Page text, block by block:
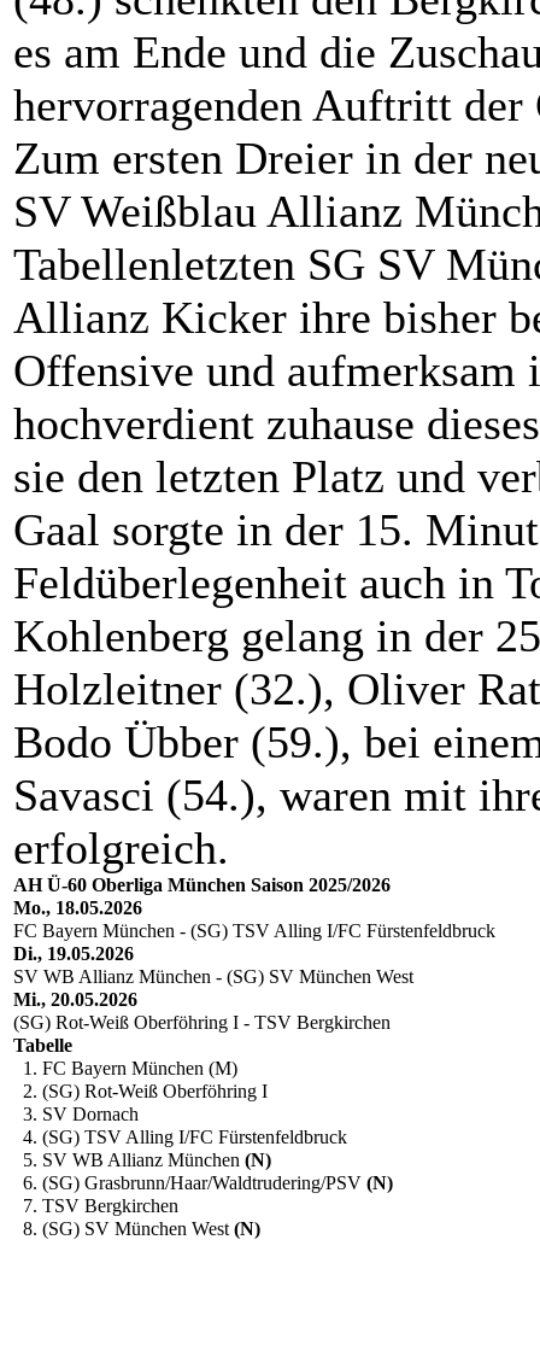
es am Ende und die
hervorragenden Auftritt
Zum ersten Dreier in der
SV Weißblau Allianz
Tabellenletzten SG SV
Allianz Kicker ihre bisher
Offensive und aufmerksam
hochverdient zuhause
sie den letzten Platz und
Gaal sorgte in der 15.
Feldüberlegenheit auch in
Kohlenberg gelang in der
Holzleitner (32.), Oliver
Bodo Übber (59.), bei
Savasci (54.), waren mit
erfolgreich.
AH Ü-60 Oberliga München Saison 2025/2026
Mo., 18.05.2026
FC Bayern München - (SG) TSV Alling I/FC Fürstenfeldbruck
Di., 19.05.2026
SV WB Allianz München - (SG) SV München West
Mi., 20.05.2026
(SG) Rot-Weiß Oberföhring I - TSV Bergkirchen
Tabelle
1. FC Bayern München (M)
2. (SG) Rot-Weiß Oberföhring I
3. SV Dornach
4. (SG) TSV Alling I/FC Fürstenfeldbruck
5. SV WB Allianz München (N)
6. (SG) Grasbrunn/Haar/Waldtrudering/PSV (N)
7. TSV Bergkirchen
8. (SG) SV München West(N)